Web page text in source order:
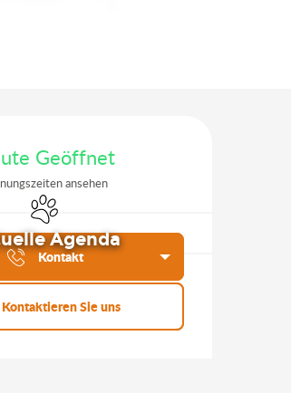
Geöffnet
ansehen
Tiere erlaubt
Agenda
Kontakt
Kontaktieren Sie uns